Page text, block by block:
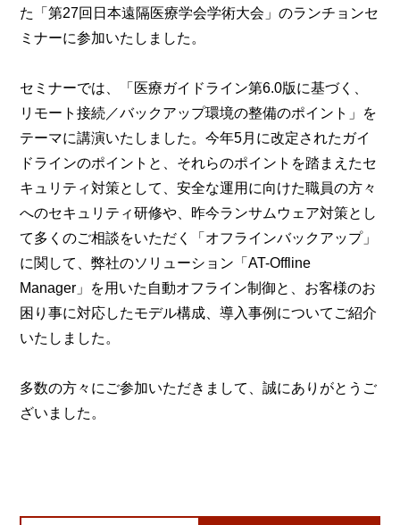
た「第27回日本遠隔医療学会学術大会」のランチョンセ
ミナーに参加いたしました。
セミナーでは、「医療ガイドライン第6.0版に基づく、
リモート接続／バックアップ環境の整備のポイント」を
テーマに講演いたしました。今年5月に改定されたガイ
ドラインのポイントと、それらのポイントを踏まえたセ
キュリティ対策として、安全な運用に向けた職員の方々
へのセキュリティ研修や、昨今ランサムウェア対策とし
て多くのご相談をいただく「オフラインバックアップ」
に関して、弊社のソリューション「AT-Offline
Manager」を用いた自動オフライン制御と、お客様のお
困り事に対応したモデル構成、導入事例についてご紹介
いたしました。
多数の方々にご参加いただきまして、誠にありがとうご
ざいました。